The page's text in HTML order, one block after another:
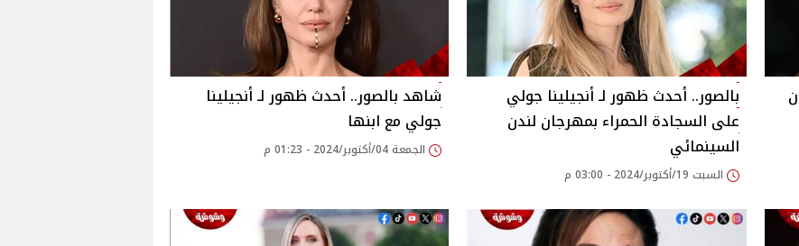
بالصور.. أحدث ظهور لـ أنجيلينا جولي
على السجادة الحمراء بمهرجان لندن
السينمائي
السبت 19/أكتوبر/2024 - 03:00 م
شاهد بالصور.. أحدث ظهور لـ أنجيلينا
جولي مع ابنها
الجمعة 04/أكتوبر/2024 - 01:23 م